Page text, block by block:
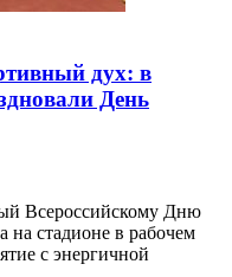
дух: в
День
Всероссийскому Дню
на стадионе в рабочем
с энергичной